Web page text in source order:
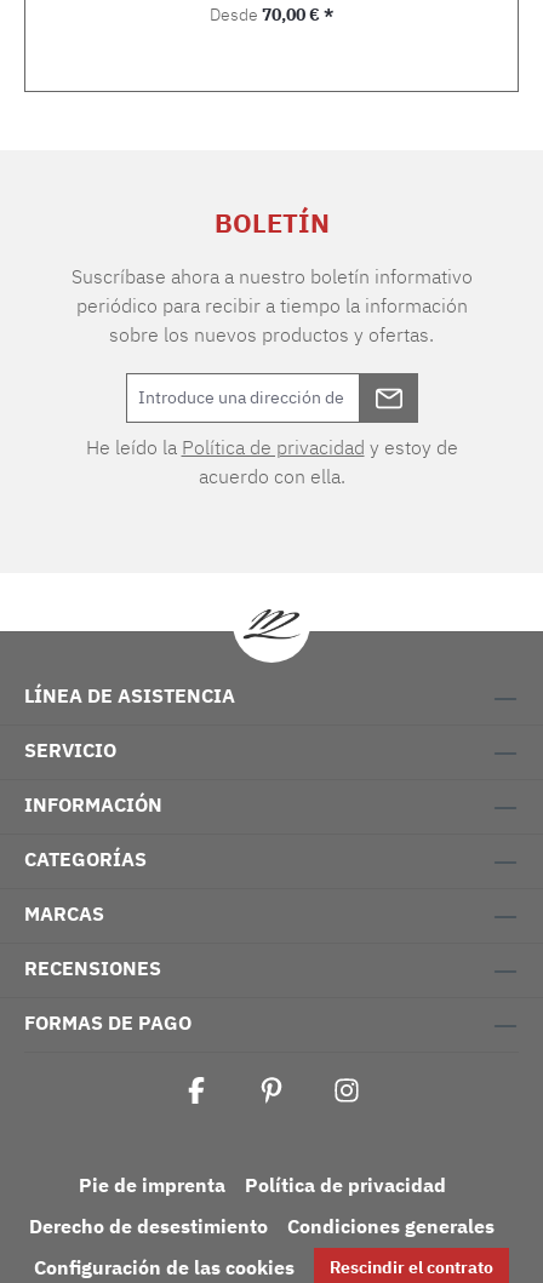
Precio normal:
Desde 70,00 € *
BOLETÍN
Suscríbase ahora a nuestro boletín informativo
periódico para recibir a tiempo la información
sobre los nuevos productos y ofertas.
He leído la Política de privacidad y estoy de
acuerdo con ella.
LÍNEA DE ASISTENCIA
SERVICIO
INFORMACIÓN
CATEGORÍAS
MARCAS
RECENSIONES
FORMAS DE PAGO
Pie de imprenta
Política de privacidad
Derecho de desestimiento
Condiciones generales
Configuración de las cookies
Rescindir el contrato